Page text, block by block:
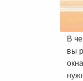
В
вы